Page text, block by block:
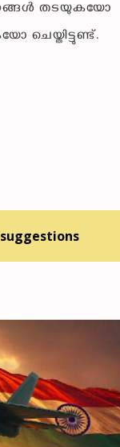
തടയുകയോ
ചെയ്തിട്ടുണ്ട്.